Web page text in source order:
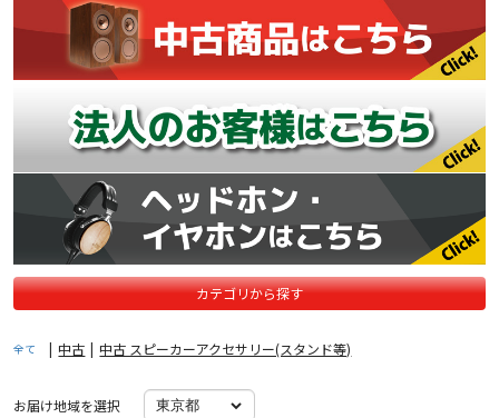
カテゴリから探す
全て | 中古 | 中古 スピーカーアクセサリー(スタンド等)
お届け地域を選択